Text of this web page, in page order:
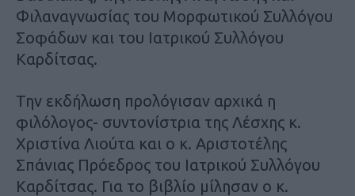
Φιλαναγνωσίας του Μορφωτικού Συλλόγου
Σοφάδων και του Ιατρικού Συλλόγου
Καρδίτσας.
Την εκδήλωση προλόγισαν αρχικά η
φιλόλογος- συντονίστρια της Λέσχης κ.
Χριστίνα Λιούτα και ο κ. Αριστοτέλης
Σπάνιας Πρόεδρος του Ιατρικού Συλλόγου
Καρδίτσας. Για το βιβλίο μίλησαν ο κ.